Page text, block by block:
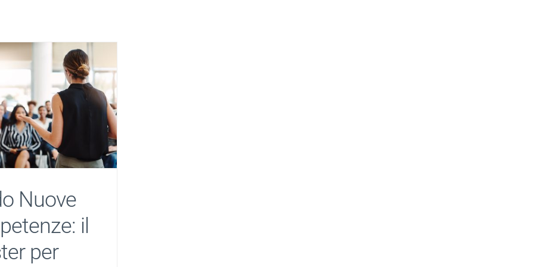
Nuove
il
per